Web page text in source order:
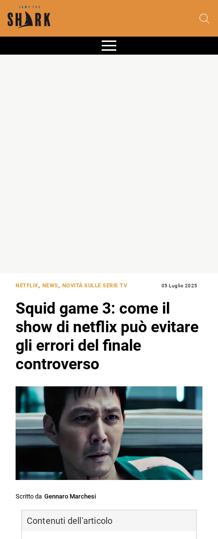
NETFLIX, NEWS, NOVITÀ SULLE SERIE TV 05 Luglio 2025
Squid game 3: come il
show di netflix può evitare
gli errori del finale
controverso
Scritto da Gennaro Marchesi
Contenuti dell'articolo